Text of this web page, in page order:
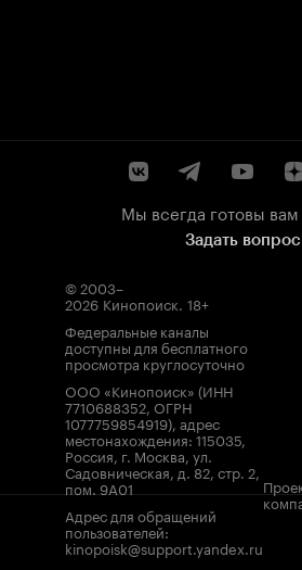
Мы всегда готовы
Задать вопрос
© 2003–
2026 Кинопоиск. 18+
Федеральные каналы
доступны для бесплатного
просмотра круглосуточно
ООО «Кинопоиск» (ИНН
7710688352, ОГРН
1077759854919), адрес
местонахождения: 115035,
Россия, г. Москва, ул.
Садовническая, д. 82, стр. 2,
пом. 9А01
Адрес для обращений
пользователей:
kinopoisk@support.yandex.ru